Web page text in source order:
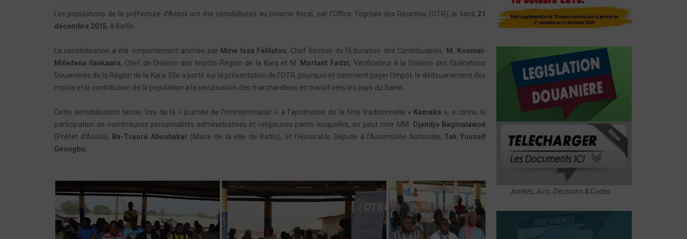
Les populations de la préfecture d’Assoli ont été sensibilisées au civisme fiscal, par l’Office Togolais des Recettes (OTR), le lundi 21
décembre 2015, à Bafilo.
La sensibilisation a été conjointement animée par Mme Issa Falilatou, Chef Section de l’Education des Contribuables, M. Koumaï-
Mifedena Ilankaato, Chef de Division des Impôts-Région de la Kara et M. Mortant Fadzi, Vérificateur à la Division des Opérations
Douanières de la Région de la Kara. Elle a porté sur la présentation de l’OTR, pourquoi et comment payer l’impôt, le dédouanement des
motos et la contribution de la population à la sécurisation des marchandises en transit vers les pays du Sahel.
Cette sensibilisation tenue, lors de la « journée de l’entreprenariat », à l’apothéose de la fête traditionnelle « Kamaka », a connu la
participation de nombreuses personnalités administratives et religieuses parmi lesquelles, on peut citer MM. Djandjo Bagmalawoé
(Préfet d’Assoli), Ba-Traoré Aboubakar (Maire de la ville de Bafilo), et l’Honorable Député à l’Assemblée Nationale, Tak Youssif
Gnongbo.
Arrêtés, Avis, Décisions & Codes...